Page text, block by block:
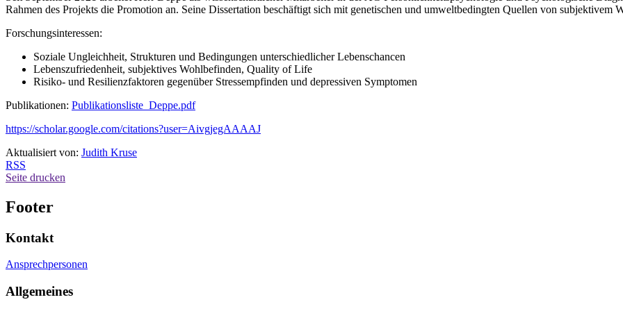
Rahmen des Projekts die Promotion an. Seine Dissertation beschäftigt sich mit genetischen und umweltbedingten Quellen von subjektivem
Forschungsinteressen:
Soziale Ungleichheit, Strukturen und Bedingungen unterschiedlicher Lebenschancen
Lebenszufriedenheit, subjektives Wohlbefinden, Quality of Life
Risiko- und Resilienzfaktoren gegenüber Stressempfinden und depressiven Symptomen
Publikationen: Publikationsliste_Deppe.pdf
https://scholar.google.com/citations?user=AivgjegAAAAJ
Aktualisiert von: Judith Kruse
RSS
Seite drucken
Footer
Kontakt
Ansprechpersonen
Allgemeines